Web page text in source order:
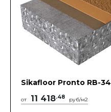
Sikafloor Pronto RB-34
от 11 418.48 руб/м2